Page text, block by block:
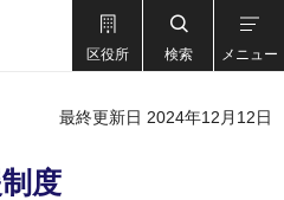
区役所 検索 メニュー
最終更新日 2024年12月12日
度